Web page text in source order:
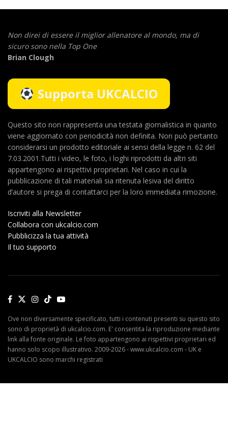
Non direi di essere il miglior allenatore al mondo, ma di
sicuro sono nella Top One
Brian Clough
Supporta UKCALCIO
Questo sito non rappresenta una testata giornalistica in quanto
viene aggiornato con periodicità non definita. Non può pertanto
considerarsi un prodotto editoriale ai sensi della legge n. 62 del
7.03.2001.Tutti i video, le foto, i loghi riprodotti da altri siti
appartengono ai rispettivi proprietari. Nel caso in cui la
pubblicazione di tali materiali sia ritenuta lesiva del diritto
d’autore si prega di contattarci per la loro immediata rimozione.
Iscriviti alla Newsletter
Collabora con ukcalcio.com
Pubblicizza la tua attività
Il tuo supporto
Ove non diversamente specificato, tutti i contenuti presenti su questo sito
sono di proprietà di ukcalcio.com. E' consentita la riproduzione mediante
link alla fonte originale. Le foto appartengono ai rispettivi proprietari ed
hanno solo scopo illustrativo. 2009-2026 - www.ukcalcio.com - UK e
UKCALCIO sono marchi registrati